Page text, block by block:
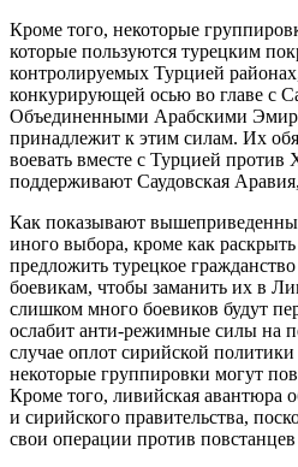
Кроме того, некоторые
которые пользуются турецким
контролируемых Турцией
конкурирующей осью во главе с
Объединенными Арабскими
принадлежит к этим силам. Их
воевать вместе с Турцией против
поддерживают Саудовская
Как показывают
иного выбора, кроме как
предложить турецкое
боевикам, чтобы заманить их в
слишком много боевиков будут
ослабит анти-режимные силы на
случае оплот сирийской
некоторые группировки могут
Кроме того, ливийская авантюра
и сирийского правительства,
свои операции против